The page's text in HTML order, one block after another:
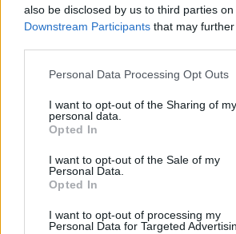
also be disclosed by us to third parties on
Downstream Participants that may
Personal Data Processing Opt Outs
I want to opt-out of the Sharing of my
personal data.
Opted In
I want to opt-out of the Sale of my
Personal Data.
Opted In
I want to opt-out of processing my
Personal Data for Targeted
22/07/2026
ΑΓ. ΝΙΚΟΛΑΟΣ ΚΡΗΤΗΣ
Πλήρης απασχόληση
Warehouse Manager - Aulus Chania